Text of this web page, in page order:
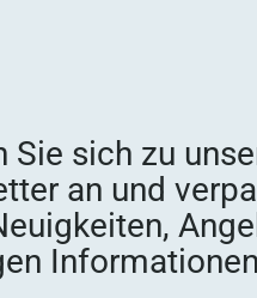
Sie sich zu
an und